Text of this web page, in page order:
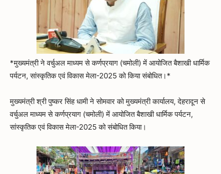
*मुख्यमंत्री ने वर्चुअल माध्यम से कर्णप्रयाग (चमोली) में आयोजित बैशाखी धार्मिक
पर्यटन, सांस्कृतिक एवं विकास मेला-2025 को किया संबोधित।*
मुख्यमंत्री श्री पुष्कर सिंह धामी ने सोमवार को मुख्यमंत्री कार्यालय, देहरादून से
वर्चुअल माध्यम से कर्णप्रयाग (चमोली) में आयोजित बैशाखी धार्मिक पर्यटन,
सांस्कृतिक एवं विकास मेला-2025 को संबोधित किया।